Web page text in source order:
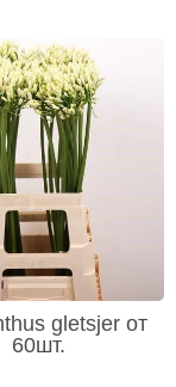
gletsjer от
60шт.